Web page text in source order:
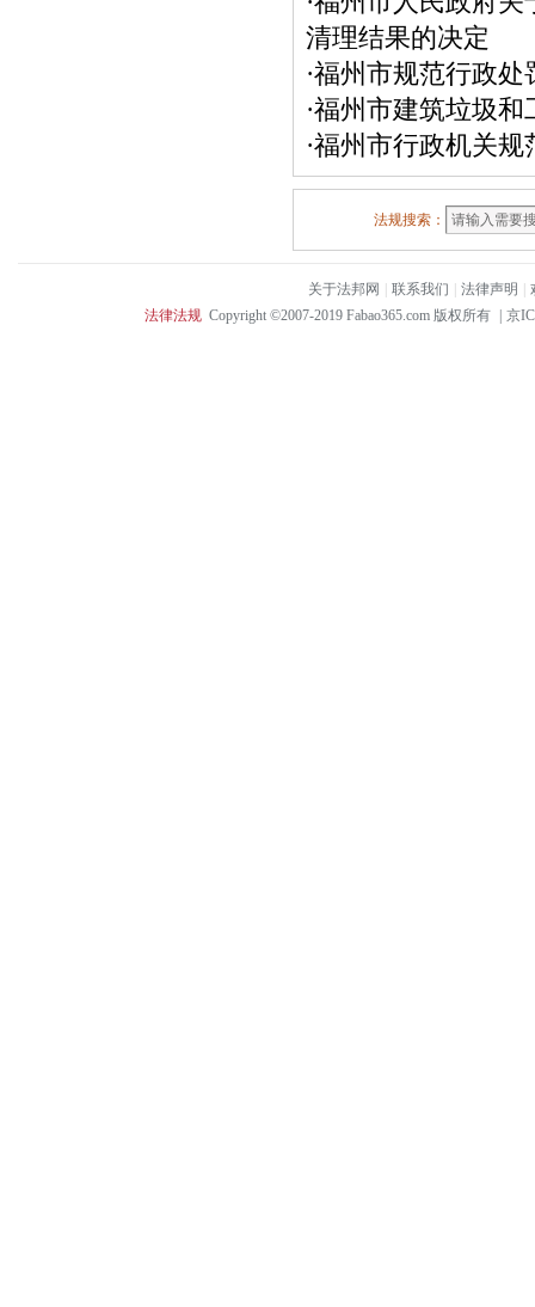
清理结果的决定
·福州市规范行政处
·福州市建筑垃圾和
·福州市行政机关规
法规搜索：
关于法邦网 联系我们 法律声明
法律法规 Copyright ©2007-2019 Fabao365.com 版权所有 京